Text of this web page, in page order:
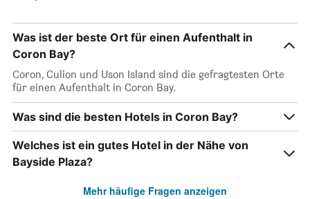
Was ist der beste Ort für einen Aufenthalt in
Coron Bay?
Coron, Culion und Uson Island sind die gefragtesten Orte
für einen Aufenthalt in Coron Bay.
Was sind die besten Hotels in Coron Bay?
Welches ist ein gutes Hotel in der Nähe von
Bayside Plaza?
Mehr häufige Fragen anzeigen